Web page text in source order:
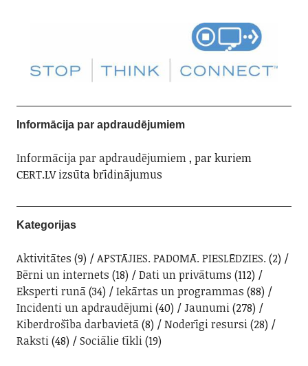
Informācija par apdraudējumiem
Informācija par apdraudējumiem, par kuriem
CERT.LV izsūta brīdinājumus
Kategorijas
Aktivitātes (9) APSTĀJIES. PADOMĀ. PIESLĒDZIES. (2)
Bērni un internets (18) Dati un privātums (112)
Eksperti runā(34) Iekārtas un programmas (88)
Incidenti un apdraudējumi(40) Jaunumi(278)
Kiberdrošība darbavietā(8) Noderīgi resursi(28)
Raksti(48) Sociālie tīkli(19)